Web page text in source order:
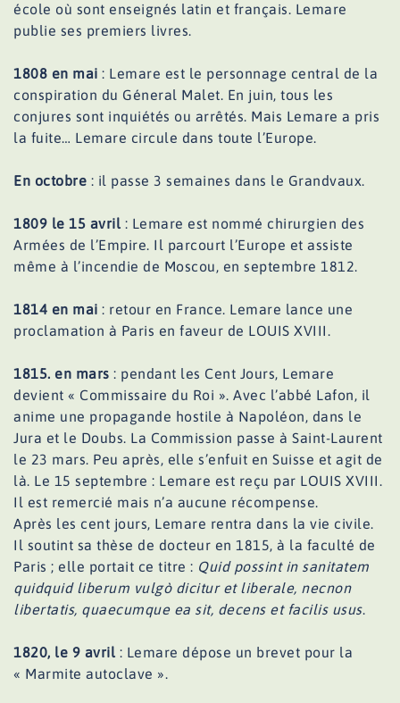
école où sont enseignés latin et français. Lemare
publie ses premiers livres.
1808 en mai : Lemare est le personnage central de la
conspiration du Géneral Malet. En juin, tous les
conjures sont inquiétés ou arrêtés. Mais Lemare a pris
la fuite… Lemare circule dans toute l’Europe.
En octobre : il passe 3 semaines dans le Grandvaux.
1809 le 15 avril : Lemare est nommé chirurgien des
Armées de l’Empire. Il parcourt l’Europe et assiste
même à l’incendie de Moscou, en septembre 1812.
1814 en mai : retour en France. Lemare lance une
proclamation à Paris en faveur de LOUIS XVIII.
1815. en mars : pendant les Cent Jours, Lemare
devient « Commissaire du Roi ». Avec l’abbé Lafon, il
anime une propagande hostile à Napoléon, dans le
Jura et le Doubs. La Commission passe à Saint-Laurent
le 23 mars. Peu après, elle s’enfuit en Suisse et agit de
là. Le 15 septembre : Lemare est reçu par LOUIS XVIII.
Il est remercié mais n’a aucune récompense.
Après les cent jours, Lemare rentra dans la vie civile.
Il soutint sa thèse de docteur en 1815, à la faculté de
Paris ; elle portait ce titre : Quid possint in sanitatem
quidquid liberum vulgò dicitur et liberale, necnon
libertatis, quaecumque ea sit, decens et facilis usus.
1820, le 9 avril : Lemare dépose un brevet pour la
« Marmite autoclave ».